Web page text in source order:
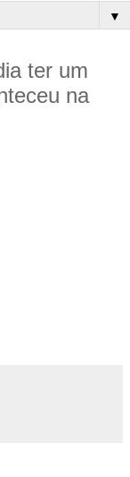
▼
ter um
na